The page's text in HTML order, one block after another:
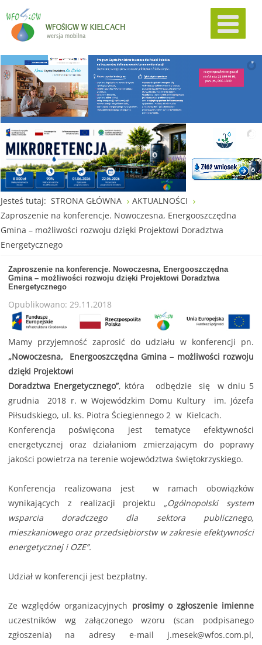
Jesteś tutaj: STRONA GŁÓWNA
AKTUALNOŚCI
Zaproszenie na konferencje. Nowoczesna, Energooszczędna
Gmina – możliwości rozwoju dzięki Projektowi Doradztwa
Energetycznego
Zaproszenie na konferencje. Nowoczesna, Energooszczędna
Gmina – możliwości rozwoju dzięki Projektowi Doradztwa
Energetycznego
Opublikowano: 29.11.2018
Mamy przyjemność zaprosić do udziału w konferencji pn.
„Nowoczesna, Energooszczędna Gmina – możliwości rozwoju
dzięki Projektowi
Doradztwa Energetycznego”, która odbędzie się w dniu 5
grudnia 2018 r. w Wojewódzkim Domu Kultury im. Józefa
Piłsudskiego, ul. ks. Piotra Ściegiennego 2 w Kielcach.
Konferencja poświęcona jest tematyce efektywności
energetycznej oraz działaniom zmierzającym do poprawy
jakości powietrza na terenie województwa świętokrzyskiego.
Konferencja realizowana jest w ramach obowiązków
wynikających z realizacji projektu „Ogólnopolski system
wsparcia doradczego dla sektora publicznego,
mieszkaniowego oraz przedsiębiorstw w zakresie efektywności
energetycznej i OZE”.
Udział w konferencji jest bezpłatny.
Ze względów organizacyjnych prosimy o zgłoszenie imienne
uczestników wg załączonego wzoru (scan podpisanego
zgłoszenia) na adresy e-mail j.mesek@wfos.com.pl,